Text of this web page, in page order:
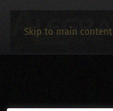
Skip to main content